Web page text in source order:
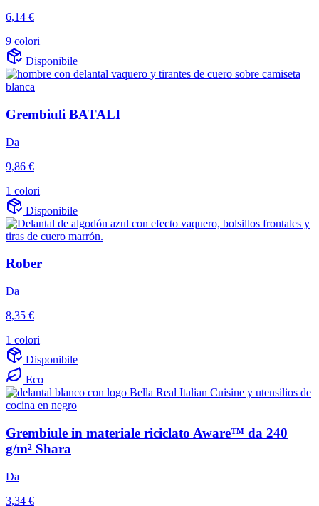
6,14 €
9 colori
Disponibile
Grembiuli BATALI
Da
9,86 €
1 colori
Disponibile
Rober
Da
8,35 €
1 colori
Disponibile
Eco
Grembiule in materiale riciclato Aware™ da 240
g/m² Shara
Da
3,34 €